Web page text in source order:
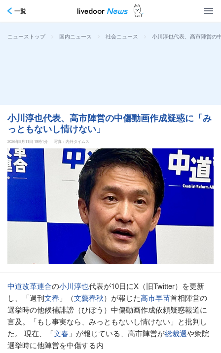
一覧
ニューストップ > 国内ニュース > 社会ニュース > 小川淳也代表、高市陣営の
小川淳也代表、高市陣営の中傷動画作成疑惑に「み
っともないし情けない」
2026年5月11日 19時1分 写真：内外タイムス
中道改革連合の小川淳也代表が10日にX（旧Twitter）を更新
し、「週刊文春 」（文藝春秋）が報じた高市早苗首相陣営の
選挙時の他候補誹謗（ひぼう）中傷動画作成依頼疑惑報道に
言及。「もし事実なら、みっともないし情けない」と批判し
た。 現在、「文春 」が報じている、高市陣営が総裁選や衆院
選挙時に他陣営を中傷する内